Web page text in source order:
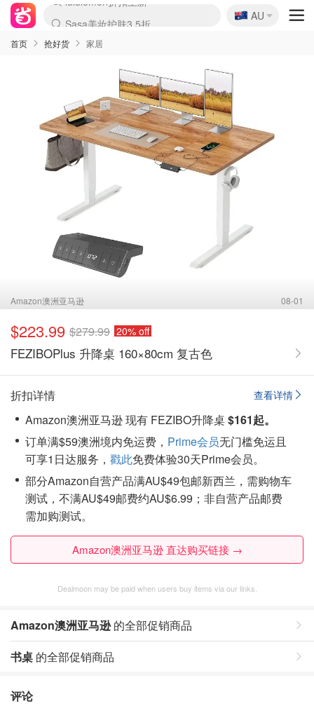
lululemon折扣上新
SSENSE年中3折
FreshBeauty好价汇总
Cettire降价+叠9折
WWS Coles超市实拍
viagogo二手票捡漏
Myer超级周末1折
The Outnet奢牌1折起
David Jones 3折起
Flannels大牌1折
Perfumes Club护肤1折
AMIRO返校季6.2折
Amazon折扣汇总
eToro入金$200送$50
Amazon数码好物
ICONIC本周7.5折
ThedoubleF高奢地板价
Moose Knuckles 6折
丝芙兰5折起
EUFY官网3.7折起
Selenichast首饰2折
Trip机票酒店促销
YSL送5件彩妆礼
Amazon家居好物
Amazon美妆护肤
雅漾大喷$8
过敏原检测盒$33
伊索独家赠50ml沐浴露
科颜氏清仓3折
SEALIFE海洋馆门票6折
丝塔芙大白罐$16
订阅Newsletter送香薰
Cult Beauty 6.8折
Harrods圣诞日历2.3折
LN-CC奢牌私促3折
d'Alba空姐喷雾$16
EVE LOM套装逆天2折
Bernardelli独家4折
Adore Beauty 6折起
CT圣诞日历
Mytheresa奢品2.7折
Luxury Escapes 9折
Currentbody美容仪9折
MOON Garden Live
Roborock扫地机3.7折
Tingo Life水杯$24
Valentino官网5折
CR洗发护发6.3折
修丽可套装7.4折
Myer彩妆2件7折
GANNI官网4.5折
Stylevana韩妆4折
Tessabit高奢8.5折
OGX洗护4折
Amazon阿德莱德次日达
卡诗8.5折+赠礼
Philips Hue灯具8折
🇦🇺
AU
首页 抢好货 家居
Amazon澳洲亚马逊 08-01
$223.99 $279.99 20% off
FEZIBOPlus 升降桌 160×80cm 复古色
查看详情
折扣详情
Amazon澳洲亚马逊 现有 FEZIBO升降桌 $161起。
订单满$59澳洲境内免运费， Prime会员无门槛免运且
可享1日达服务， 戳此免费体验30天Prime会员。
部分Amazon自营产品满AU$49包邮新西兰，需购物车
测试，不满AU$49邮费约AU$6.99；非自营产品邮费
需加购测试。
Amazon澳洲亚马逊 直达购买链接 →
Dealmoon may be paid when users buy items via our links.
Amazon澳洲亚马逊的全部促销商品
书桌 的全部促销商品
评论